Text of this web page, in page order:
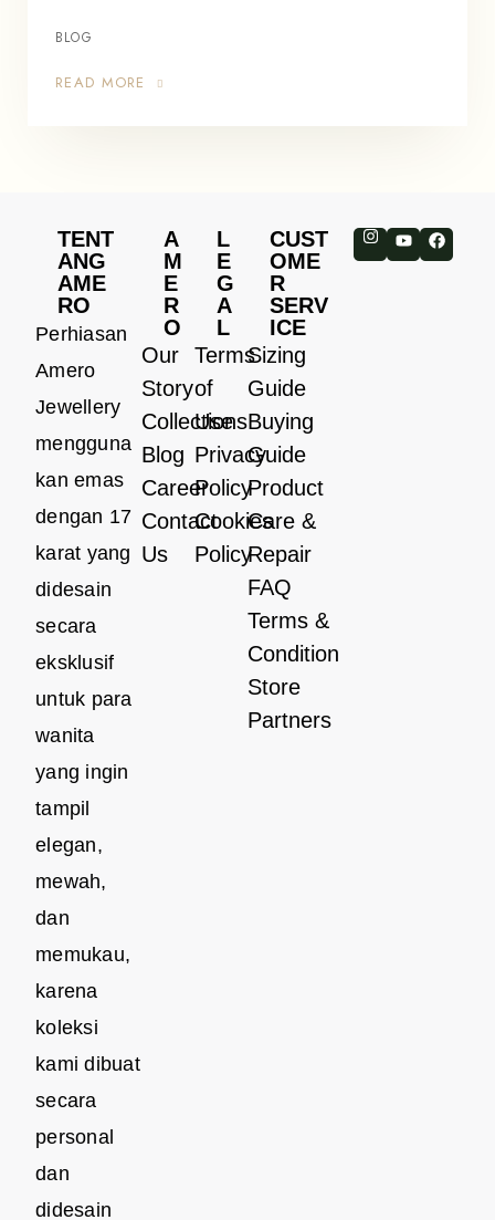
BLOG
READ MORE
TENT
ANG
AME
RO
Perhiasan
Amero
Jewellery
mengguna
kan emas
dengan 17
karat yang
didesain
secara
eksklusif
untuk para
wanita
yang ingin
tampil
elegan,
mewah,
dan
memukau,
karena
koleksi
kami dibuat
secara
personal
dan
didesain
A
M
E
R
O
Our
Story
Collections
Blog
Career
Contact
Us
L
E
G
A
L
Terms
of
Use
Privacy
Policy
Cookies
Policy
CUST
OME
R
SERV
ICE
Sizing
Guide
Buying
Guide
Product
Care &
Repair
FAQ
Terms &
Condition
Store
Partners